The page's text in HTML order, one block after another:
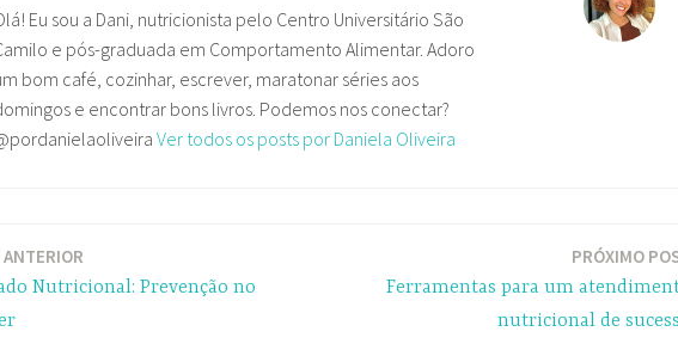
Eu sou a Dani, nutricionista pelo Centro Universitário São
e pós-graduada em Comportamento Alimentar. Adoro
bom café, cozinhar, escrever, maratonar séries aos
e encontrar bons livros. Podemos nos conectar?
Ver todos os posts por Daniela Oliveira
Nutricional: Prevenção no
PRÓXIMO
Ferramentas para um
nutricional de